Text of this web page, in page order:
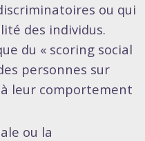
ou qui
des individus.
du « scoring social
personnes sur
leur comportement
ou la